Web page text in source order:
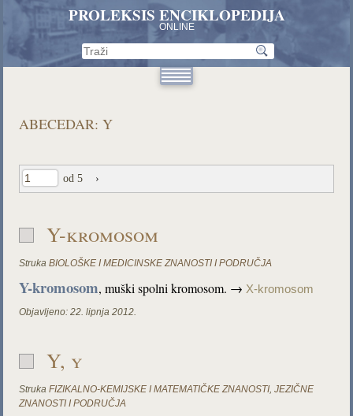
PROLEKSIS ENCIKLOPEDIJA
ONLINE
ABECEDAR: Y
od 5 ›
Y-kromosom
Struka BIOLOŠKE I MEDICINSKE ZNANOSTI I PODRUČJA
Y-kromosom, muški spolni kromosom. → X-kromosom
Objavljeno: 22. lipnja 2012.
Y, y
Struka FIZIKALNO-KEMIJSKE I MATEMATIČKE ZNANOSTI,JEZIČNE
ZNANOSTI I PODRUČJA